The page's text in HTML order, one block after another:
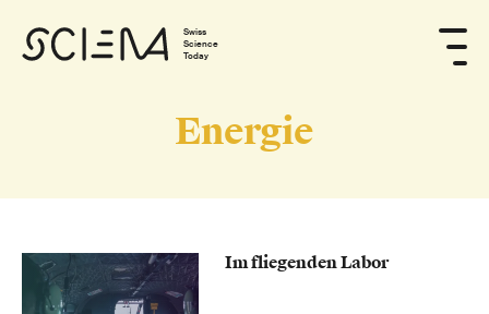
Swiss
Science
Today
Energie
Im fliegenden Labor